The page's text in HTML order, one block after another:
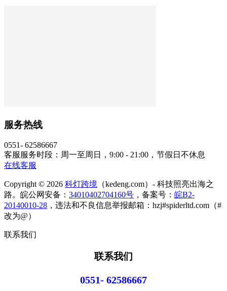
服务热线
0551- 62586667
客服服务时段：周一至周日，9:00 - 21:00，节假日不休息
在线客服
Copyright © 2026 科灯跨境 （kedeng.com）- 科技照亮出海之
路。皖公网安备： 34010402704160号 ，备案号： 皖B2-
20140010-28 ，违法和不良信息举报邮箱：hzj#spiderltd.com（#
改为@）
联系我们
联系我们
0551- 62586667